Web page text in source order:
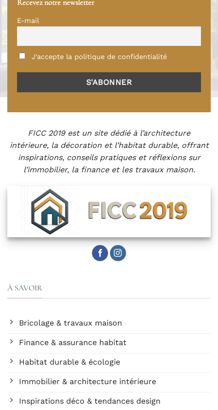
Recevez notre newsletter
E-mail
J'accepte la politique de confidentialité
FICC 2019 est un site dédié à l’architecture
intérieure, la décoration et l’habitat durable, offrant
inspirations, conseils pratiques et réflexions sur
l’immobilier, la finance et les travaux maison.
À SAVOIR
Bricolage & travaux maison
Finance & assurance habitat
Habitat durable & écologie
Immobilier & architecture intérieure
Inspirations déco & tendances design